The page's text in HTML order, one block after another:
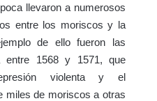
llevaron a numerosos
entre los moriscos y la
de ello fueron las
entre 1568 y 1571, que
violenta y el
miles de moriscos a otras